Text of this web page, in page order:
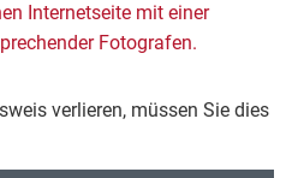
Internetseite mit einer
Fotografen.
verlieren, müssen Sie dies